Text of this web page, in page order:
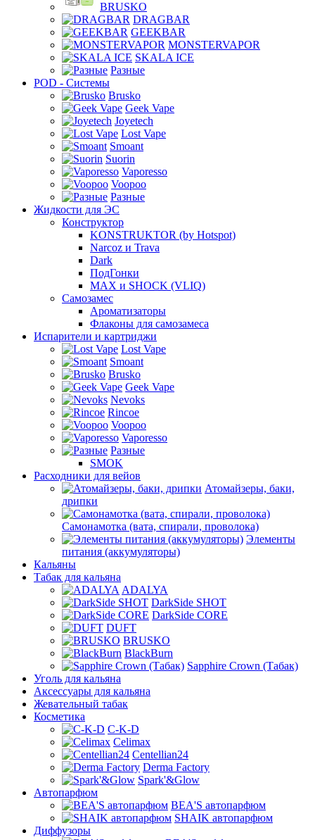
BRUSKO
DRAGBAR
GEEKBAR
MONSTERVAPOR
SKALA ICE
Разные
POD - Системы
Brusko
Geek Vape
Joyetech
Lost Vape
Smoant
Suorin
Vaporesso
Voopoo
Разные
Жидкости для ЭС
Конструктор
KONSTRUKTOR (by Hotspot)
Narcoz и Trava
Dark
ПодГонки
MAX и SHOCK (VLIQ)
Самозамес
Ароматизаторы
Флаконы для самозамеса
Испарители и картриджи
Lost Vape
Smoant
Brusko
Geek Vape
Nevoks
Rincoe
Voopoo
Vaporesso
Разные
SMOK
Расходники для вейов
Атомайзеры, баки,
дрипки
Самонамотка (вата, спирали, проволока)
Элементы
питания (аккумуляторы)
Кальяны
Табак для кальяна
ADALYA
DarkSide SHOT
DarkSide CORE
DUFT
BRUSKO
BlackBurn
Sapphire Crown (Табак)
Уголь для кальяна
Аксессуары для кальяна
Жевательный табак
Косметика
C-K-D
Celimax
Centellian24
Derma Factory
Spark'&Glow
Автопарфюм
BEA'S автопарфюм
SHAIK автопарфюм
Диффузоры